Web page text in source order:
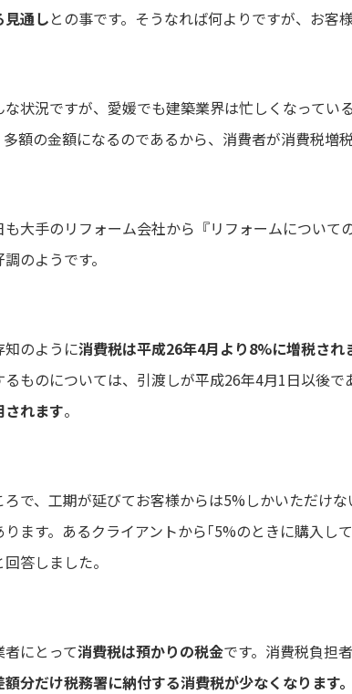
見通しとの事です。そうなれば何よりですが、お客
な状況ですが、愛媛でも建築業界は忙しくなって
多額の金額になるのであるから、消費者が消費税増
も大手のリフォーム会社から『リフォームについ
のようです。
知のように消費税は平成26年4月より8%に増税され
るものについては、引渡しが平成26年4月1日以後で
されます。
ろで、工期が延びてお客様からは5%しかいただけ
ります。あるクライアントから｢5%のときに購入し
回答しました。
者にとって消費税は預かりの税金です。消費税負担
額分だけ税務署に納付する消費税が少なくなります。